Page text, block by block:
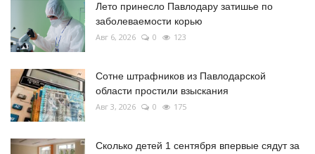
Лето принесло Павлодару затишье по
заболеваемости корью
Авг 6, 2026 0 123
Сотне штрафников из Павлодарской
области простили взыскания
Авг 3, 2026 0 175
Сколько детей 1 сентября впервые сядут за